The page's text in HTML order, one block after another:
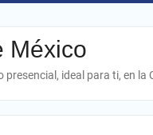
México
ideal para ti, en la